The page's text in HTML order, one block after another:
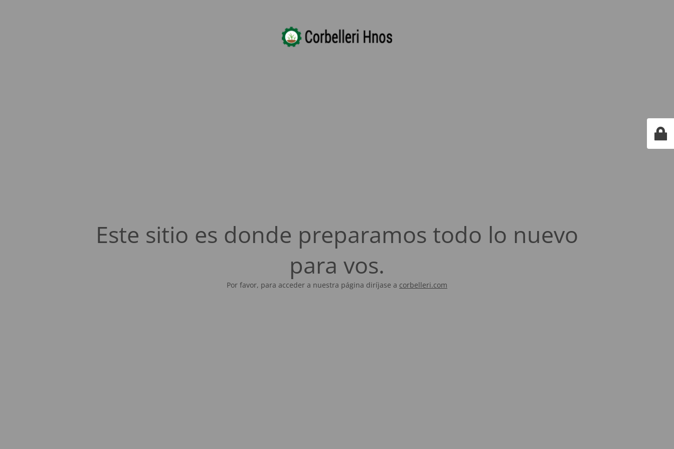
Este sitio es donde preparamos todo lo nuevo
para vos.
Por favor, para acceder a nuestra página diríjase a corbelleri.com